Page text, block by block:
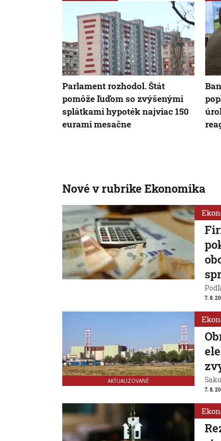
Parlament rozhodol. Štát
pomôže ľuďom so zvýšenými
splátkami hypoték najviac 150
eurami mesačne
Nové v rubrike Ekonomika
7. 8.
AKTUALIZOVANÉ
7. 8.